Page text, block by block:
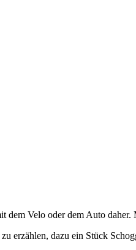
Velo oder dem Auto
erzählen, dazu ein Stück